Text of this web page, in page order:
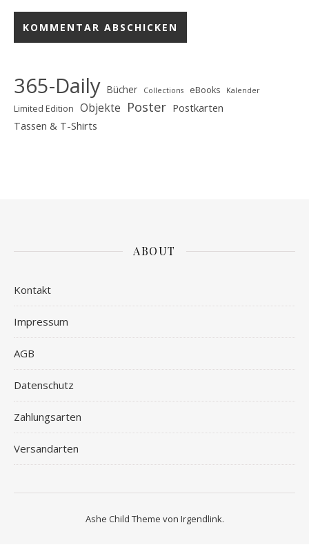
365-Daily Bücher Collections eBooks Kalender
Limited Edition Objekte Poster Postkarten
Tassen & T-Shirts
ABOUT
Kontakt
Impressum
AGB
Datenschutz
Zahlungsarten
Versandarten
Ashe Child Theme von Irgendlink.